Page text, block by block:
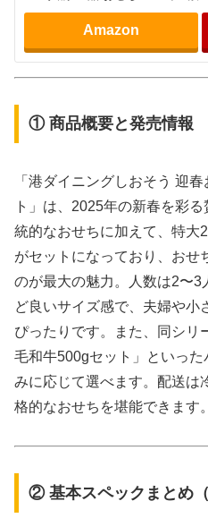
Amazon
① 商品概要と発売情報
「港ダイニングしおそう 迎
ト」は、2025年の新春を彩
統的なおせちに加えて、特大
がセットになっており、おせ
のが最大の魅力。人数は2〜3
ど良いサイズ感で、夫婦や小
ぴったりです。また、同シリ
毛和牛500gセット」といっ
みに応じて選べます。配送は
格的なおせちを堪能できます。
② 基本スペックまとめ（